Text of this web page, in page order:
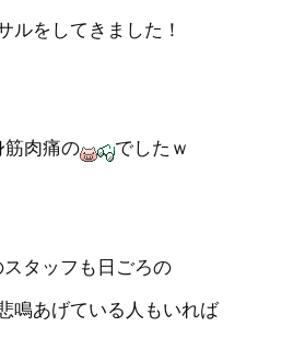
ルをしてきました！
筋肉痛の でしたｗ
スタッフも日ごろの
鳴あげている人もいれば